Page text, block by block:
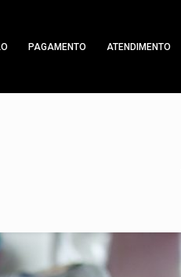
PAGAMENTO ATENDIMENTO